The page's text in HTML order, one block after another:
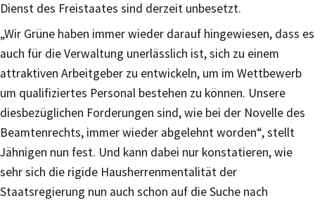
Dienst des Freistaates sind derzeit unbesetzt.
„Wir Grüne haben immer wieder darauf hingewiesen, dass es
auch für die Verwaltung unerlässlich ist, sich zu einem
attraktiven Arbeitgeber zu entwickeln, um im Wettbewerb
um qualifiziertes Personal bestehen zu können. Unsere
diesbezüglichen Forderungen sind, wie bei der Novelle des
Beamtenrechts, immer wieder abgelehnt worden“, stellt
Jähnigen nun fest. Und kann dabei nur konstatieren, wie
sehr sich die rigide Hausherrenmentalität der
Staatsregierung nun auch schon auf die Suche nach